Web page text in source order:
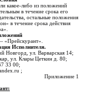
какое-либо из положений
в течение срока его
остальные положения
в течение срока действия
Исполнителя.
Новгорд, ул. Варварская 14;
ул. Клары Цеткин д. 80;
33 00;
;
Приложение 1